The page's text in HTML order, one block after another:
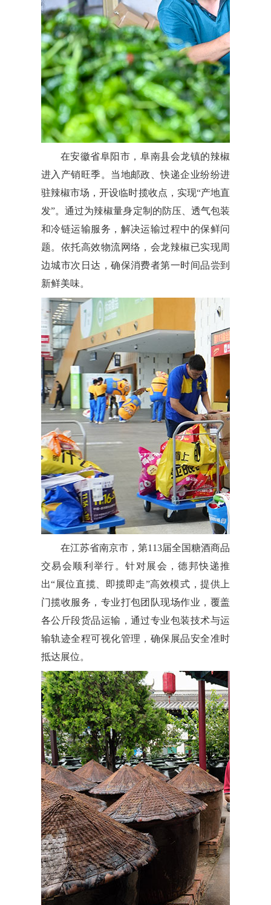
在安徽省阜阳市，阜南县会龙镇的辣椒
进入产销旺季。当地邮政、快递企业纷纷进
驻辣椒市场，开设临时揽收点，实现“产地直
发”。通过为辣椒量身定制的防压、透气包装
和冷链运输服务，解决运输过程中的保鲜问
题。依托高效物流网络，会龙辣椒已实现周
边城市次日达，确保消费者第一时间品尝到
新鲜美味。
在江苏省南京市，第113届全国糖酒商品
交易会顺利举行。针对展会，德邦快递推
出“展位直揽、即揽即走”高效模式，提供上
门揽收服务，专业打包团队现场作业，覆盖
各公斤段货品运输，通过专业包装技术与运
输轨迹全程可视化管理，确保展品安全准时
抵达展位。